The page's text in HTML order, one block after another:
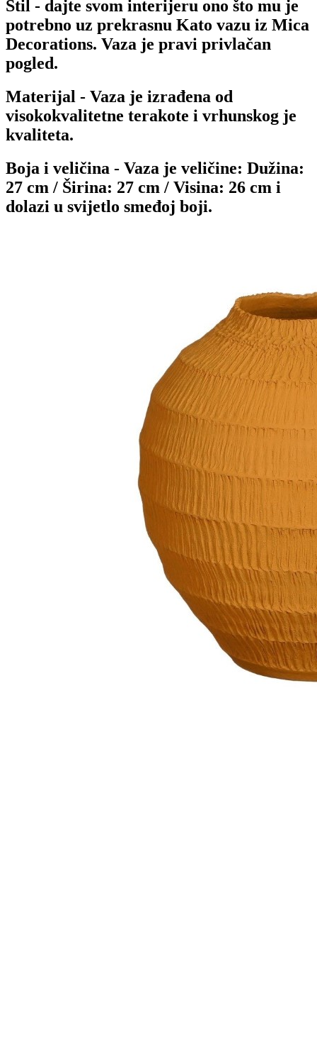
Stil - dajte svom interijeru ono što mu je
potrebno uz prekrasnu Kato vazu iz Mica
Decorations. Vaza je pravi privlačan
pogled.
Materijal - Vaza je izrađena od
visokokvalitetne terakote i vrhunskog je
kvaliteta.
Boja i veličina - Vaza je veličine: Dužina:
27 cm / Širina: 27 cm / Visina: 26 cm i
dolazi u svijetlo smeđoj boji.